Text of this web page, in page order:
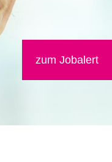
zum Jobalert